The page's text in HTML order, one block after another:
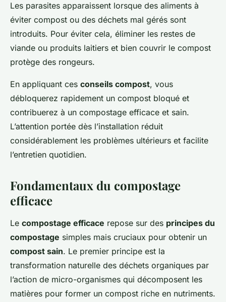
Les parasites apparaissent lorsque des aliments à
éviter compost ou des déchets mal gérés sont
introduits. Pour éviter cela, éliminer les restes de
viande ou produits laitiers et bien couvrir le compost
protège des rongeurs.
En appliquant ces conseils compost, vous
débloquerez rapidement un compost bloqué et
contribuerez à un compostage efficace et sain.
L’attention portée dès l’installation réduit
considérablement les problèmes ultérieurs et facilite
l’entretien quotidien.
Fondamentaux du compostage
efficace
Le compostage efficace repose sur des principes du
compostage simples mais cruciaux pour obtenir un
compost sain. Le premier principe est la
transformation naturelle des déchets organiques par
l’action de micro-organismes qui décomposent les
matières pour former un compost riche en nutriments.